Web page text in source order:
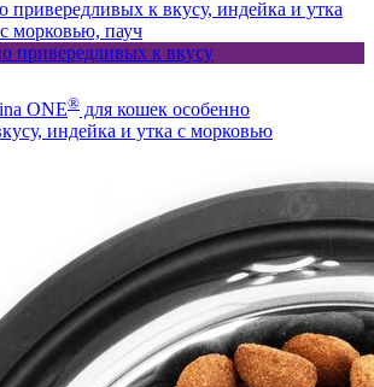
привередливых к вкусу
ONE® для кошек особенно
индейка и утка с морковью